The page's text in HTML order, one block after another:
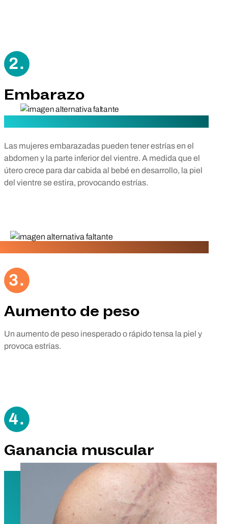
2.
Embarazo
Las mujeres embarazadas pueden tener estrías en el
abdomen y la parte inferior del vientre. A medida que el
útero crece para dar cabida al bebé en desarrollo, la piel
del vientre se estira, provocando estrías.
3.
Aumento de peso
Un aumento de peso inesperado o rápido tensa la piel y
provoca estrías.
4.
Ganancia muscular